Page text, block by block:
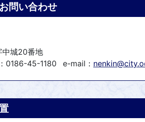
問い合わせ
中城20番地
0186-45-1180 e-mail：